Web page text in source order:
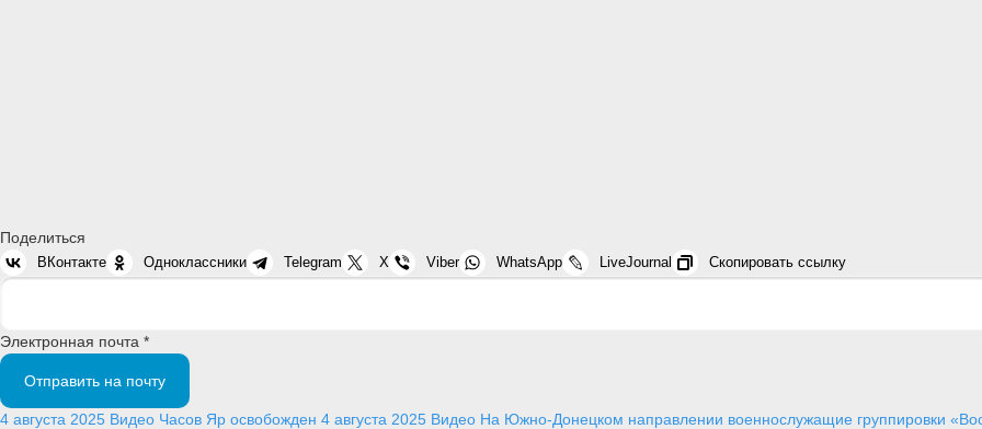
Поделиться
ВКонтакте Одноклассники Telegram X Viber WhatsApp LiveJournal Скопировать ссылку
Электронная почта *
Отправить на почту
4 августа 2025 Видео Часов Яр освобожден 4 августа 2025 Видео На Южно-Донецком направлении военнослужащие группировки